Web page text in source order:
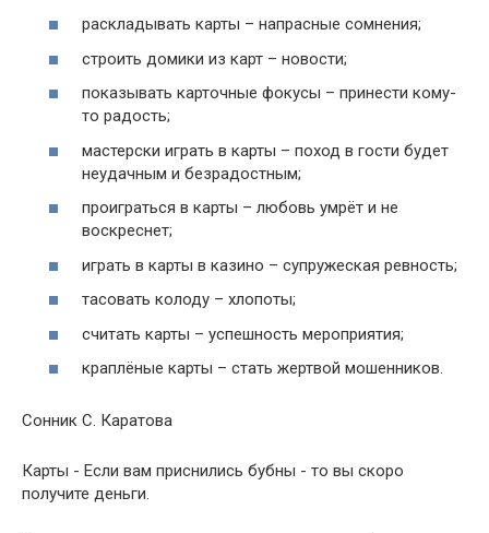
раскладывать карты – напрасные сомнения;
строить домики из карт – новости;
показывать карточные фокусы – принести кому-
то радость;
мастерски играть в карты – поход в гости будет
неудачным и безрадостным;
проиграться в карты – любовь умрёт и не
воскреснет;
играть в карты в казино – супружеская ревность;
тасовать колоду – хлопоты;
считать карты – успешность мероприятия;
краплёные карты – стать жертвой мошенников.
Сонник С. Каратова
Карты - Если вам приснились бубны - то вы скоро
получите деньги.